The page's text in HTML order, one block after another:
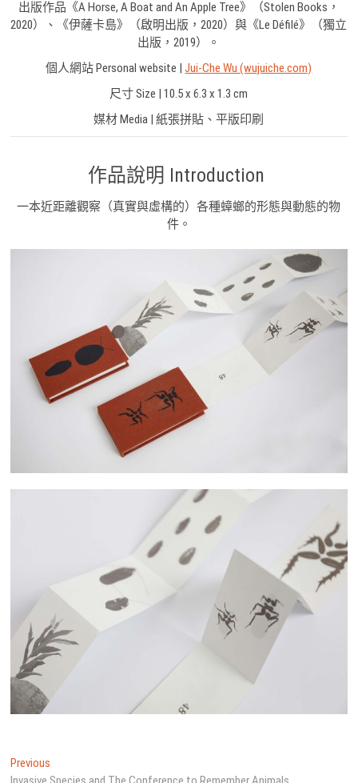
出版作品《A Horse, A Boat and An Apple Tree》（Stolen Books，
2020）、《伊薩卡島》（啟明出版，2020）與《Le Défilé》（獨立
出版，2019）。
個人網站 Personal website |Jui-Che Wu (wujuiche.com)
尺寸 Size | 10.5 x 6.3 x 1.3 cm
媒材 Media | 紙張拼貼、平版印刷
作品說明 Introduction
一本近距離觀察（真實與虛構的）各種蟑螂的形態與動態的物
件。
文
Previous
post: